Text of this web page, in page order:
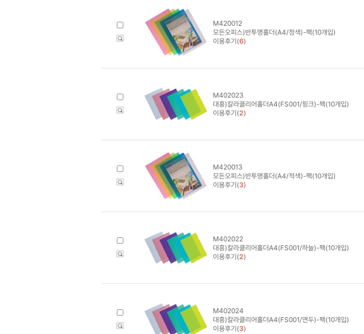
M420012
모든오피스)반투명홀더(A4/청색)-팩(10개입)
이용후기(6)
M402023
대흥)칼라클리어홀더A4(FS001/핑크)-팩(10개입)
이용후기(2)
M420013
모든오피스)반투명홀더(A4/적색)-팩(10개입)
이용후기(3)
M402022
대흥)칼라클리어홀더A4(FS001/하늘)-팩(10개입)
이용후기(2)
M402024
대흥)칼라클리어홀더A4(FS001/연두)-팩(10개입)
이용후기(3)